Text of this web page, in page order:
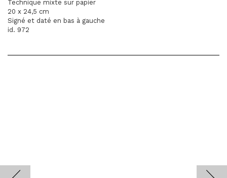
Technique mixte sur papier
20 x 24,5 cm
Signé et daté en bas à gauche
id. 972